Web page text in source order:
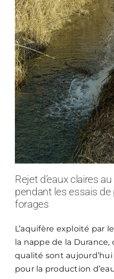
Rejet d’eaux claires
pendant les essais
forages
L’aquifère exploité par
la nappe de la
qualité sont
pour la production